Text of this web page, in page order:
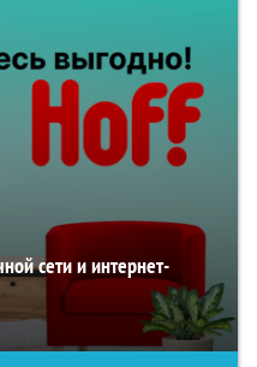
сети и интернет-